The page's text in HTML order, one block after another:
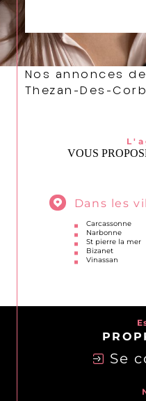
Nos annonces de biens à vendre à
Thezan-Des-
VOUS
Dans les
Carcassonne
Narbonne
St pierre la mer
Bizanet
Vinassan
Se